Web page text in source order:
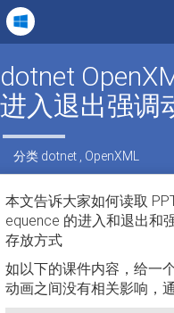
dotnet
进入退出强调
分类 dotnet OpenXML
本文告诉大家如何读取
equence 的进入和退出和
存放方式
如以下的课件内容，给一
动画之间没有相关影响，